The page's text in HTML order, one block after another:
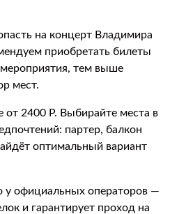
на концерт Владимира
приобретать билеты
тем выше
мест.
от 2400 Р. Выбирайте места в
партер, балкон
оптимальный вариант
у официальных операторов —
и гарантирует проход на